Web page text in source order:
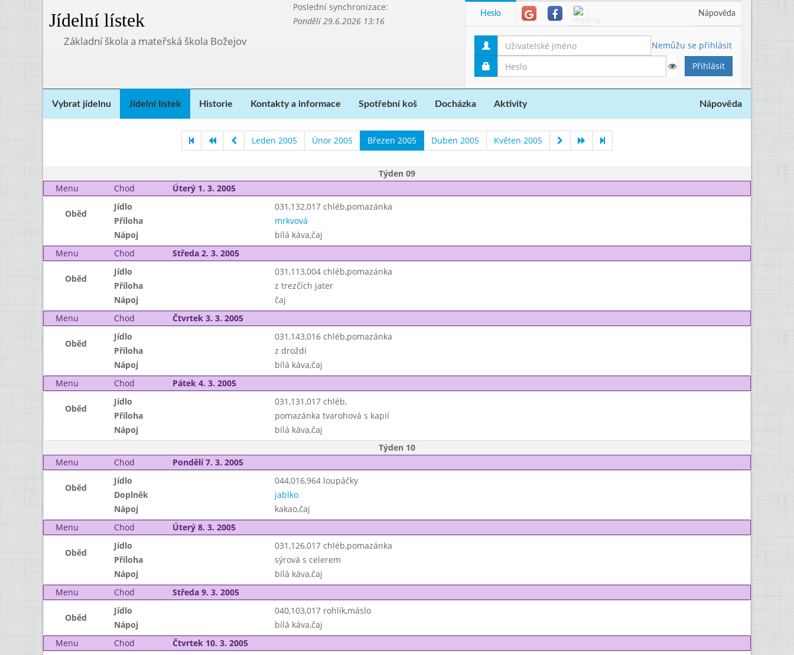
Jídelní lístek
Poslední synchronizace:
Pondělí 29.6.2026 13:16
Základní škola a mateřská škola Božejov
Heslo Nápověda
Nemůžu se přihlásit
Vybrat jídelnu Jídelní lístek Historie Kontakty a informace Spotřební koš Docházka Aktivity Nápověda
Leden 2005 Únor 2005 Březen 2005 Duben 2005 Květen 2005
Týden 09
Menu
Chod Úterý 1. 3. 2005
Oběd
Jídlo
031,132,017 chléb,pomazánka
Příloha
mrkvová
Nápoj
bílá káva,čaj
Menu
Chod Středa 2. 3. 2005
Oběd
Jídlo
031,113,004 chléb,pomazánka
Příloha
z trezčích jater
Nápoj
čaj
Menu
Chod Čtvrtek 3. 3. 2005
Oběd
Jídlo
031,143,016 chléb,pomazánka
Příloha
z droždí
Nápoj
bílá káva,čaj
Menu
Chod Pátek 4. 3. 2005
Oběd
Jídlo
031,131,017 chléb,
Příloha
pomazánka tvarohová s kapií
Nápoj
bílá káva,čaj
Týden 10
Menu
Chod Pondělí 7. 3. 2005
Oběd
Jídlo
044,016,964 loupáčky
Doplněk
jablko
Nápoj
kakao,čaj
Menu
Chod Úterý 8. 3. 2005
Oběd
Jídlo
031,126,017 chléb,pomazánka
Příloha
sýrová s celerem
Nápoj
bílá káva,čaj
Menu
Chod Středa 9. 3. 2005
Oběd
Jídlo
040,103,017 rohlík,máslo
Nápoj
bílá káva,čaj
Menu
Chod Čtvrtek 10. 3. 2005